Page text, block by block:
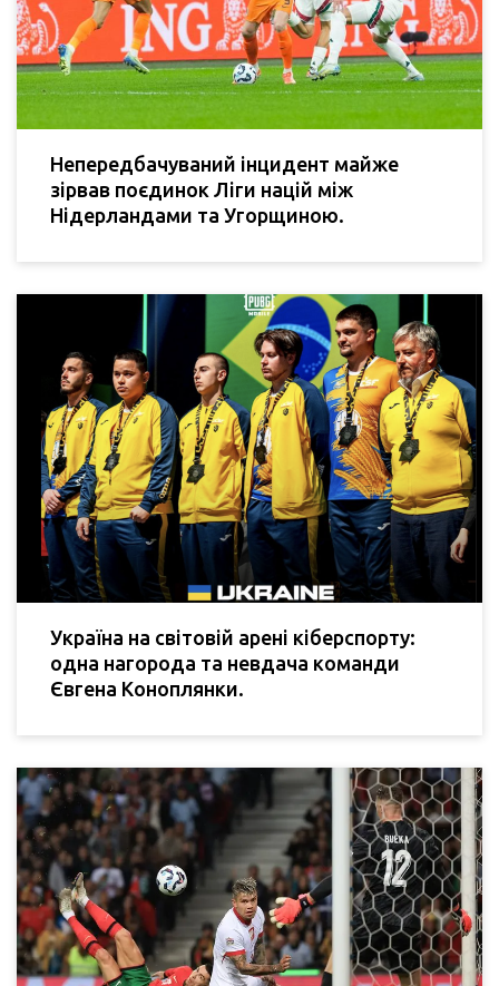
Непередбачуваний інцидент майже
зірвав поєдинок Ліги націй між
Нідерландами та Угорщиною.
Україна на світовій арені кіберспорту:
одна нагорода та невдача команди
Євгена Коноплянки.